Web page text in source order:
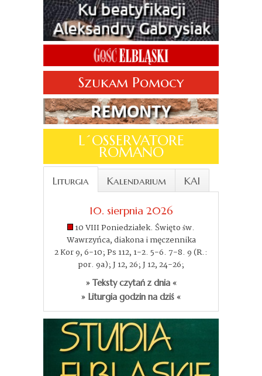
Szukam Pomocy
L´OSSERVATORE
ROMANO
Liturgia Kalendarium KAI
10. sierpnia 2026
10 VIII Poniedziałek. Święto św.
Wawrzyńca, diakona i męczennika
2 Kor 9, 6-10; Ps 112, 1-2. 5-6. 7-8. 9 (R.:
por. 9a); J 12, 26; J 12, 24-26;
» Teksty czytań z dnia «
» Liturgia godzin na dziś «